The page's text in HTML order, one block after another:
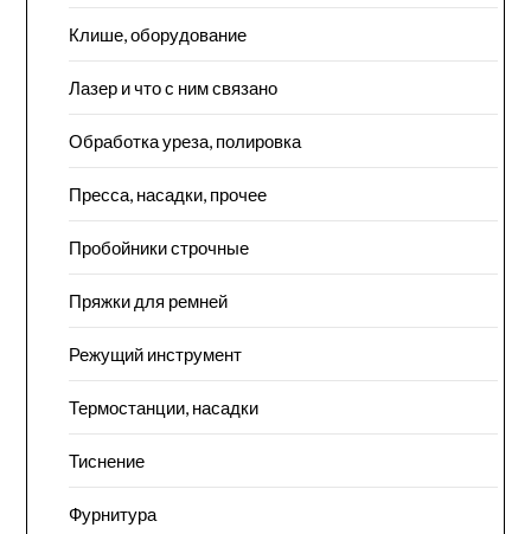
Клише, оборудование
Лазер и что с ним связано
Обработка уреза, полировка
Пресса, насадки, прочее
Пробойники строчные
Пряжки для ремней
Режущий инструмент
Термостанции, насадки
Тиснение
Фурнитура